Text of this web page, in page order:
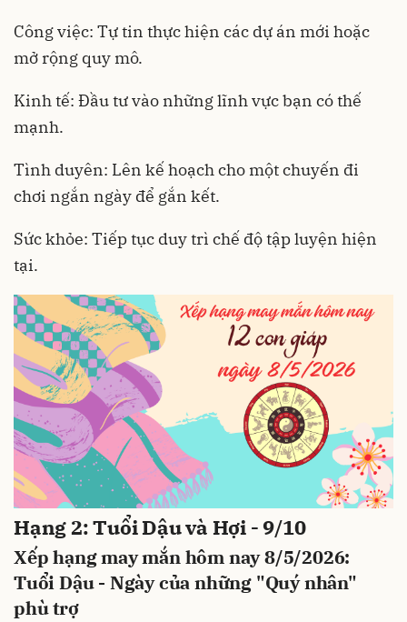
Công việc: Tự tin thực hiện các dự án mới hoặc
mở rộng quy mô.
Kinh tế: Đầu tư vào những lĩnh vực bạn có thế
mạnh.
Tình duyên: Lên kế hoạch cho một chuyến đi
chơi ngắn ngày để gắn kết.
Sức khỏe: Tiếp tục duy trì chế độ tập luyện hiện
tại.
Hạng 2: Tuổi Dậu và Hợi - 9/10
Xếp hạng may mắn hôm nay 8/5/2026:
Tuổi Dậu - Ngày của những "Quý nhân"
phù trợ